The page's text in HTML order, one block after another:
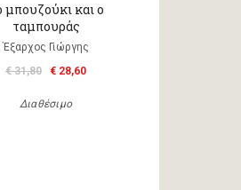
μπουζούκι και ο
ταμπουράς
Έξαρχος Γιώργης
€ 31,80
€ 28,60
Διαθέσιμο